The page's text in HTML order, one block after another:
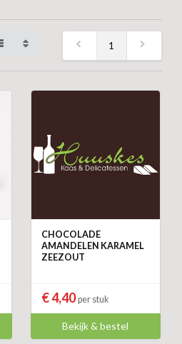
1
CHOCOLADE
AMANDELEN KARAMEL
ZEEZOUT
€ 4,40per stuk
Bekijk & bestel